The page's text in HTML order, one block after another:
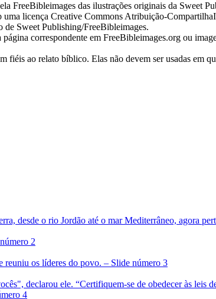
FreeBibleimages das ilustrações originais da Sweet
uma licença Creative Commons Atribuição-
de Sweet Publishing/FreeBibleimages.
correspondente em FreeBibleimages.org ou
fiéis ao relato bíblico. Elas não devem ser usadas em